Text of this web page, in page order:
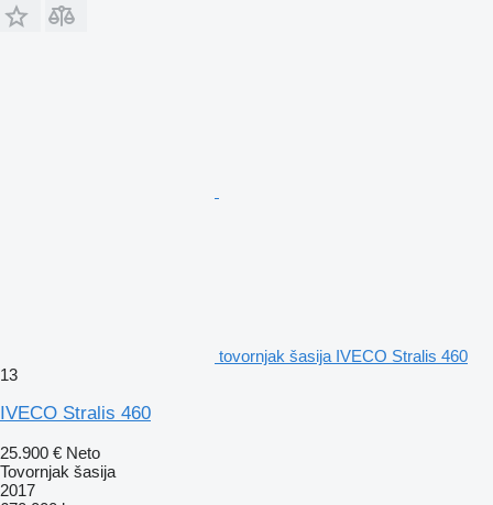
tovornjak šasija IVECO Stralis 460
13
IVECO Stralis 460
25.900 € Neto
Tovornjak šasija
2017